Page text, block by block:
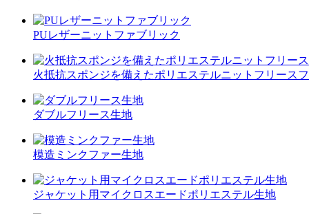
PUレザーニットファブリック
火抵抗スポンジを備えたポリエステルニットフリース
ダブルフリース生地
模造ミンクファー生地
ジャケット用マイクロスエードポリエステル生地